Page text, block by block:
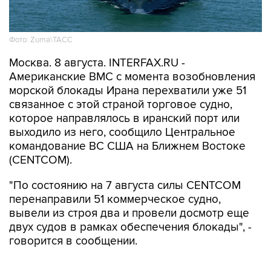
Фото: Zuma\ТАСС
Москва. 8 августа. INTERFAX.RU -
Американские ВМС с момента возобновления
морской блокады Ирана перехватили уже 51
связанное с этой страной торговое судно,
которое направлялось в иранский порт или
выходило из него, сообщило Центральное
командование ВС США на Ближнем Востоке
(CENTCOM).
"По состоянию на 7 августа силы CENTCOM
перенаправили 51 коммерческое судно,
вывели из строя два и провели досмотр еще
двух судов в рамках обеспечения блокады", -
говорится в сообщении.